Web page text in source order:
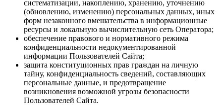
систематизации, накоплению, хранению, уточнению
(обновлению, изменению) персональных данных, иных
форм незаконного вмешательства в информационные
ресурсы и локальную вычислительную сеть Оператора;
обеспечение правового и нормативного режима
конфиденциальности недокументированной
информации Пользователей Сайта;
защита конституционных прав граждан на личную
тайну, конфиденциальность сведений, составляющих
персональные данные, и предотвращение
возникновения возможной угрозы безопасности
Пользователей Сайта.